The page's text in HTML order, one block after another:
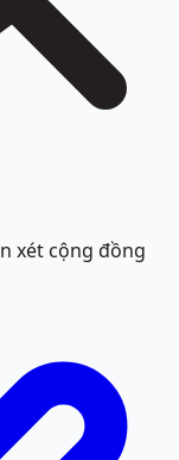
xét cộng đồng